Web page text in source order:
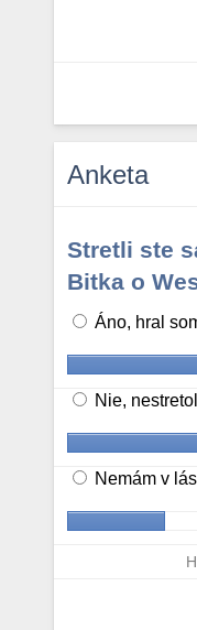
Anketa
Stretli ste
Bitka o
Áno, hral
Nie,
Nemám v